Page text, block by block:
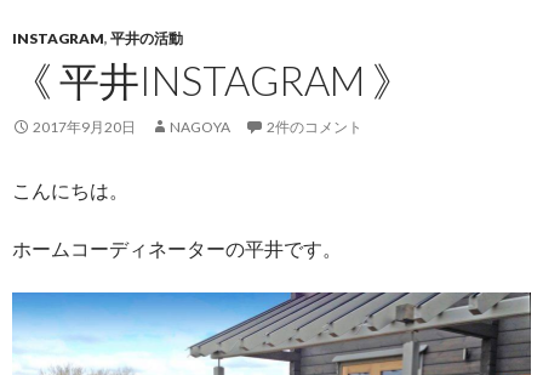
INSTAGRAM, 平井の活動
《 平井INSTAGRAM 》
2017年9月20日 NAGOYA 2件のコメント
こんにちは。
ホームコーディネーターの平井です。